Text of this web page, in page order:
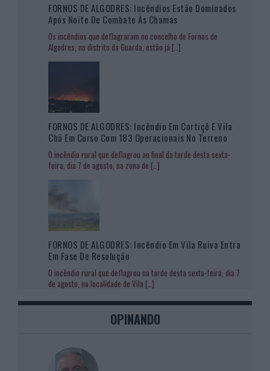
FORNOS DE ALGODRES: Incêndios Estão Dominados
Após Noite De Combate Às Chamas
Os incêndios que deflagraram no concelho de Fornos de
Algodres, no distrito da Guarda, estão já […]
FORNOS DE ALGODRES: Incêndio Em Cortiçô E Vila
Chã Em Curso Com 183 Operacionais No Terreno
O incêndio rural que deflagrou ao final da tarde desta sexta-
feira, dia 7 de agosto, na zona de […]
FORNOS DE ALGODRES: Incêndio Em Vila Ruiva Entra
Em Fase De Resolução
O incêndio rural que deflagrou na tarde desta sexta-feira, dia 7
de agosto, na localidade de Vila […]
OPINANDO